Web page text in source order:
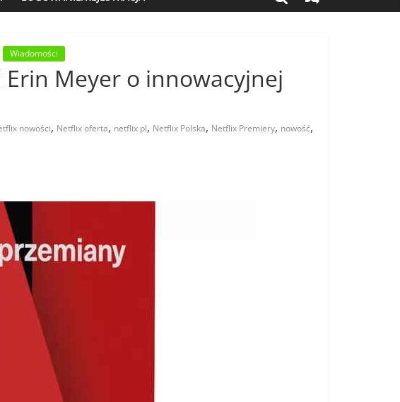
Wiadomości
Erin Meyer o innowacyjnej
nowości, Netflix oferta, netflix pl, Netflix Polska, Netflix Premiery, nowość,